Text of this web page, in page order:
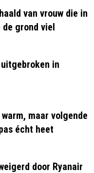
van vrouw die in
grond viel
in
maar volgende
écht heet
door Ryanair